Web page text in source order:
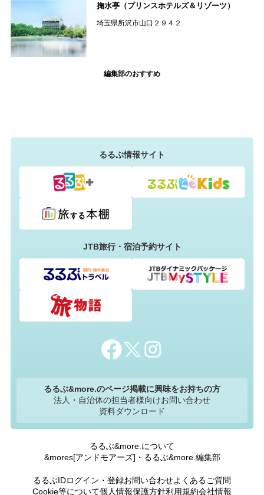
掬水亭（プリンスホテルズ＆リゾーツ）
埼玉県所沢市山口２９４２
編集部のおすすめ
るるぶ情報サイト
JTB旅行・宿泊予約サイト
るるぶ&more.のページ掲載に興味をお持ちの方
法人・自治体の担当者様向けお問い合わせ
資料ダウンロード
るるぶ&more.について
&mores[アンドモアーズ]・るるぶ&more.編集部
るるぶIDログイン・登録お問い合わせよくあるご質問
Cookie等について個人情報保護方針利用規約会社情報